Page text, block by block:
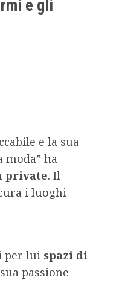
e gli
e la sua
moda” ha
private. Il
i luoghi
per lui spazi di
passione